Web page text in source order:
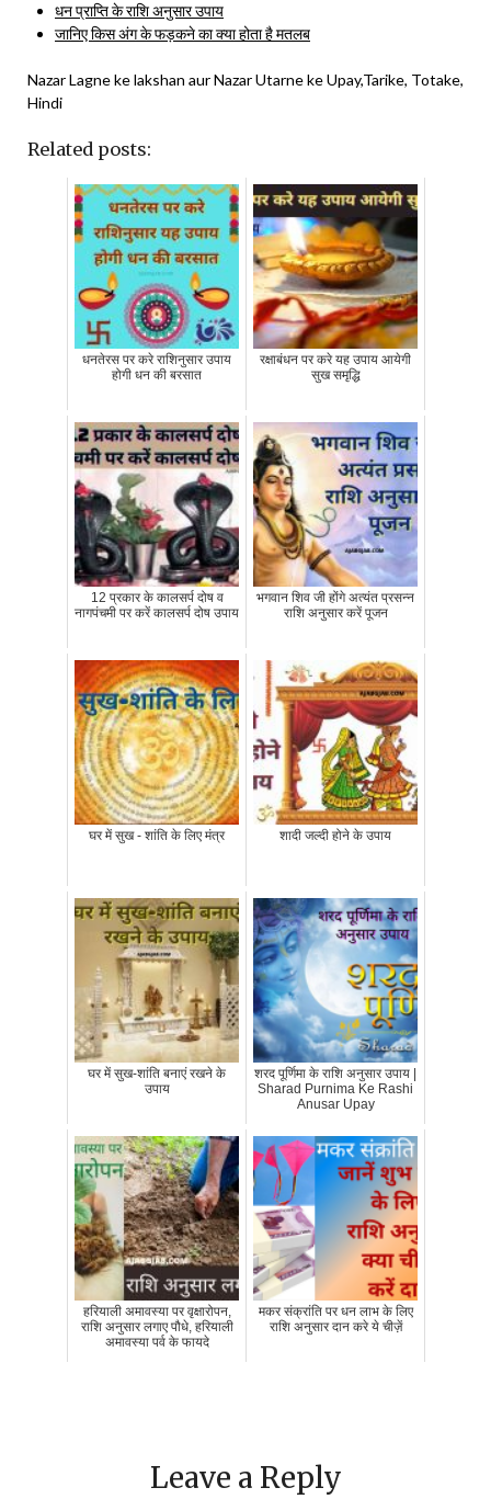
धन प्राप्ति के राशि अनुसार उपाय
जानिए किस अंग के फड़कने का क्या होता है मतलब
Nazar Lagne ke lakshan aur Nazar Utarne ke Upay,Tarike, Totake,
Hindi
Related posts:
धनतेरस पर करे राशिनुसार उपाय
होगी धन की बरसात
रक्षाबंधन पर करे यह उपाय आयेगी
सुख समृद्धि
12 प्रकार के कालसर्प दोष व
नागपंचमी पर करें कालसर्प दोष उपाय
भगवान शिव जी होंगे अत्‍यंत प्रसन्‍न
राशि अनुसार करें पूजन
घर में सुख - शांति के लिए मंत्र शादी जल्दी होने के उपाय
घर में सुख-शांति बनाएं रखने के
उपाय
शरद पूर्णिमा के राशि अनुसार उपाय |
Sharad Purnima Ke Rashi
Anusar Upay
हरियाली अमावस्या पर वृक्षारोपन,
राशि अनुसार लगाए पौधे, हरियाली
अमावस्या पर्व के फायदे
मकर संक्रांति पर धन लाभ के लिए
राशि अनुसार दान करे ये चीज़ें
Leave a Reply